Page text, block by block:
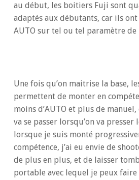
au début, les boitiers Fuji sont
adaptés aux débutants, car ils
AUTO sur tel ou tel paramètre de
Une fois qu’on maitrise la base,
permettent de monter en
moins d’AUTO et plus de
va se passer lorsqu’on va presser
lorsque je suis monté
compétence, j’ai eu envie de
de plus en plus, et de laisser
portable avec lequel je peux faire